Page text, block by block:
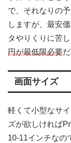
で、それなりの
しますが、最安
タやりくりに苦
円が最低限必要
画面サイズ
軽くて小型なサ
ズが欲しければ
10-11インチなの